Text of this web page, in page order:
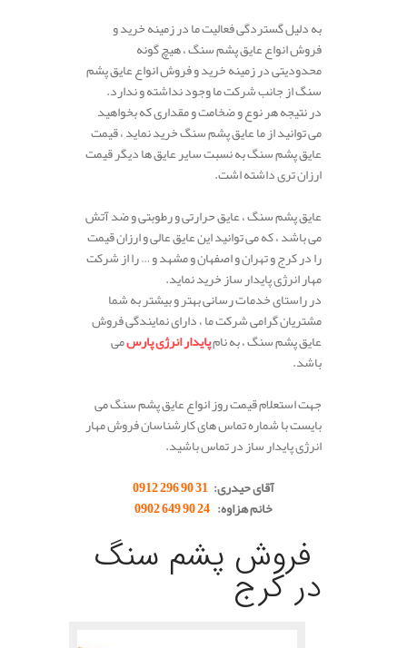
به دلیل گستردگی فعالیت ما در زمینه خرید و
فروش انواع عایق پشم سنگ ، هیچ گونه
محدودیتی در زمینه خرید و فروش انواع عایق پشم
سنگ از جانب شرکت ما وجود نداشته و ندارد.
در نتیجه هر نوع و ضخامت و مقداری که بخواهید
می توانید از ما عایق پشم سنگ خرید نماید ، قیمت
عایق پشم سنگ به نسبت سایر عایق ها دیگر قیمت
ارزان تری داشته اشت.
عایق پشم سنگ ، عایق حرارتی و رطوبتی و ضد آتش
می باشد ، که می توانید این عایق عالی و ارزان قیمت
را در کرج و تهران و اصفهان و مشهد و … را از شرکت
مهار انرژی پایدار ساز خرید نماید.
در راستای خدمات رسانی بهتر و بیشتر به شما
مشتریان گرامی شرکت ما ، دارای نمایندگی فروش
عایق پشم سنگ ، به نامپایدار انرژی پارسمی
باشد.
جهت استعلام قیمت روز انواع عایق پشم سنگ می
بایست با شماره تماس های کارشناسان فروش مهار
انرژی پایدار ساز در تماس باشید.
آقای حیدری: 31 90 296 0912
خانم هزاوه: 24 90 649 0902
فروش پشم سنگ
در کرج